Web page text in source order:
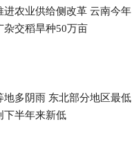
进农业供给侧改革 云南今年
杂交稻旱种50万亩
地多阴雨 东北部分地区最低
下半年来新低